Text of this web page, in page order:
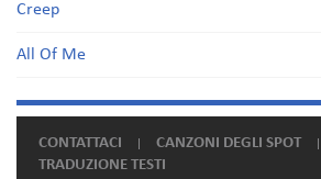
Creep
All Of Me
CONTATTACI
CANZONI DEGLI SPOT
TRADUZIONE TESTI